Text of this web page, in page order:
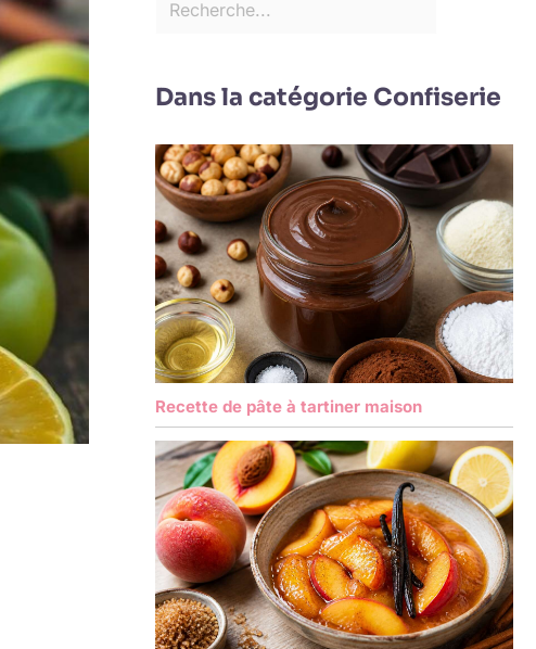
Dans la catégorie Confiserie
Recette de pâte à tartiner maison